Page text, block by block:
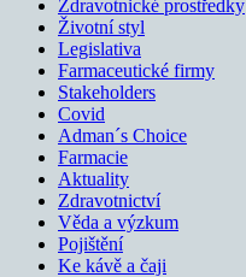
Zdravotnické prostředky
Životní styl
Legislativa
Farmaceutické firmy
Stakeholders
Covid
Adman´s Choice
Farmacie
Aktuality
Zdravotnictví
Věda a výzkum
Pojištění
Ke kávě a čaji